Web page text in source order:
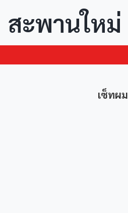
สะพานใหม่
เซ็ทผม